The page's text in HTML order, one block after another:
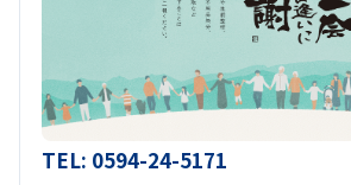
TEL: 0594-24-5171